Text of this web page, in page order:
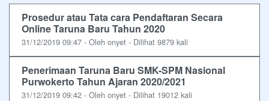
Prosedur atau Tata cara Pendaftaran Secara
Online Taruna Baru Tahun 2020
31/12/2019 09:47 - Oleh onyet - Dilihat 9879 kali
Penerimaan Taruna Baru SMK-SPM Nasional
Purwokerto Tahun Ajaran 2020/2021
31/12/2019 09:42 - Oleh onyet - Dilihat 19012 kali